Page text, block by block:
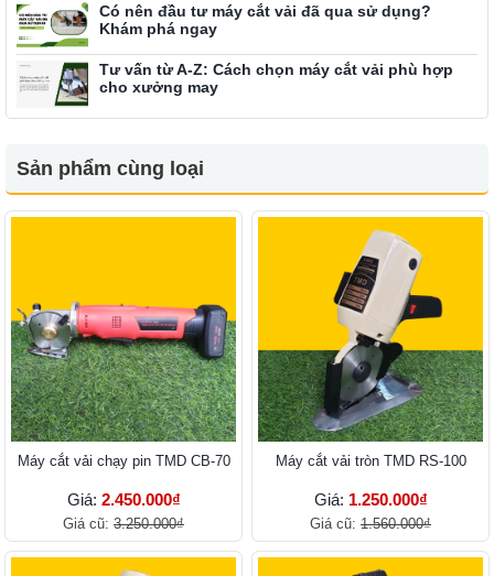
Có nên đầu tư máy cắt vải đã qua sử dụng?
Khám phá ngay
Tư vấn từ A-Z: Cách chọn máy cắt vải phù hợp
cho xưởng may
Sản phẩm cùng loại
Máy cắt vải chạy pin TMD CB-70
Giá: 2.450.000₫
Giá cũ: 3.250.000₫
Máy cắt vải tròn TMD RS-100
Giá: 1.250.000₫
Giá cũ: 1.560.000₫